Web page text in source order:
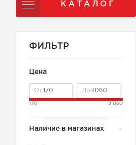
КАТАЛОГ
ФИЛЬТР
Цена
От До
170 2 060
Наличие в магазинах